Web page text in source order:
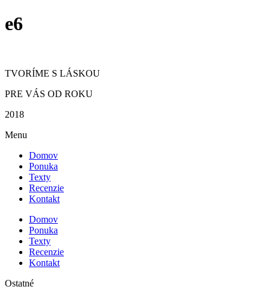
e6
TVORÍME S LÁSKOU
PRE VÁS OD ROKU
2018
Menu
Domov
Ponuka
Texty
Recenzie
Kontakt
Domov
Ponuka
Texty
Recenzie
Kontakt
Ostatné